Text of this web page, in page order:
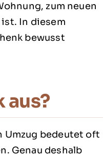
zum neuen
ist. In diesem
bewusst
aus?
Umzug bedeutet oft
Genau deshalb